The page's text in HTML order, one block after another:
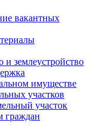
вакантных
землеустройство
имуществе
участков
участок
граждан